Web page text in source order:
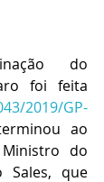
do
foi feita
2019/GP-
ao
do
Sales, que